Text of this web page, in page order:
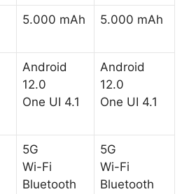
5.000 mAh 5.000 mAh
Android
12.0
One UI 4.1
Android
12.0
One UI 4.1
5G
Wi-Fi
Bluetooth
5G
Wi-Fi
Bluetooth